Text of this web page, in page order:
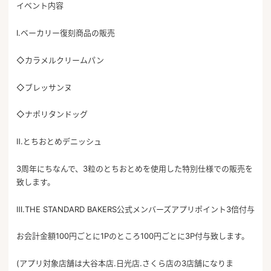
イベント内容
Ⅰ.ベーカリー復刻商品の販売
◇カラメルクリームパン
◇ブレッサンヌ
◇ナポリタンドッグ
Ⅱ.とちおとめデニッシュ
3周年にちなんで、3粒のとちおとめを使用した特別仕様での販売を
致します。
Ⅲ.THE STANDARD BAKERS公式メンバーズアプリポイント3倍付与
お会計金額100円ごとに1Pのところ100円ごとに3P付与致します。
(アプリ対象店舗は大谷本店.日光店.さくら店の3店舗になりま